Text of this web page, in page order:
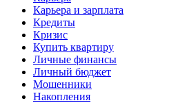
Карьера и зарплата
Кредиты
Кризис
Купить квартиру
Личные финансы
Личный бюджет
Мошенники
Накопления